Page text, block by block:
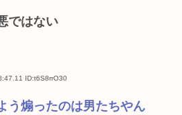
ではない
ID:t6S8rrO30
う煽ったのは男たちやん